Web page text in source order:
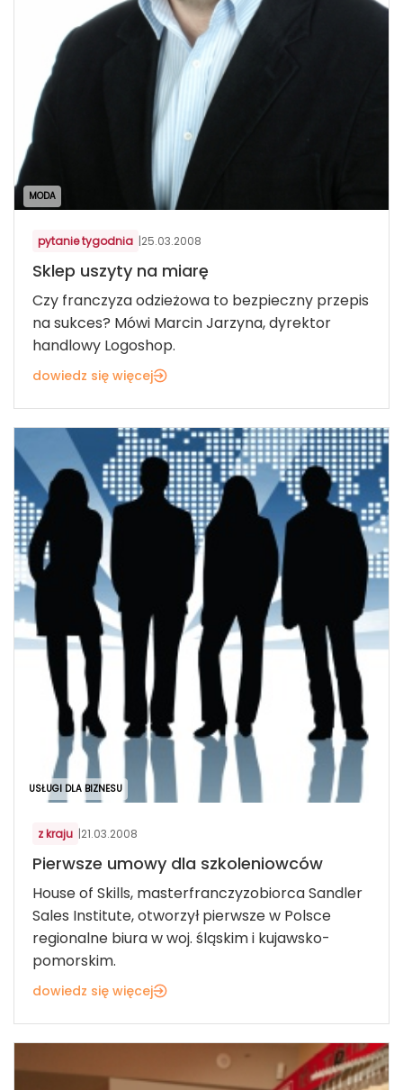
MODA
pytanie tygodnia |25.03.2008
Sklep uszyty na miarę
Czy franczyza odzieżowa to bezpieczny przepis
na sukces? Mówi Marcin Jarzyna, dyrektor
handlowy Logoshop.
dowiedz się więcej
USŁUGI DLA BIZNESU
z kraju |21.03.2008
Pierwsze umowy dla szkoleniowców
House of Skills, masterfranczyzobiorca Sandler
Sales Institute, otworzył pierwsze w Polsce
regionalne biura w woj. śląskim i kujawsko-
pomorskim.
dowiedz się więcej